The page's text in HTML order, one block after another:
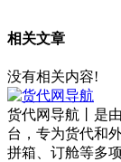
相关文章
没有相关内容!
货代网导航丨是
台，专为货代和
拼箱、订舱等多